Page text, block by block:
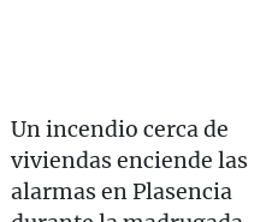
Un incendio cerca de
viviendas enciende las
alarmas en Plasencia